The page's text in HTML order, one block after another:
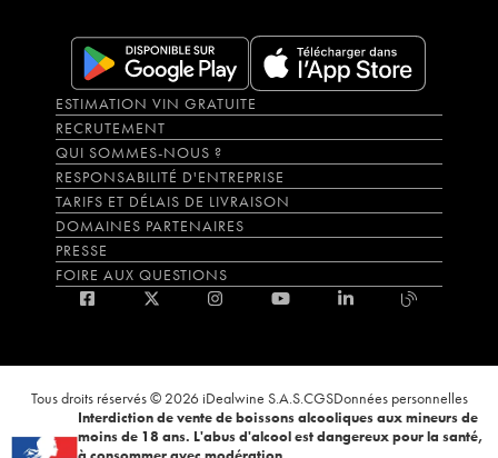
ESTIMATION VIN GRATUITE
RECRUTEMENT
QUI SOMMES-NOUS ?
RESPONSABILITÉ D'ENTREPRISE
TARIFS ET DÉLAIS DE LIVRAISON
DOMAINES PARTENAIRES
PRESSE
FOIRE AUX QUESTIONS
Tous droits réservés © 2026 iDealwine S.A.S.CGSDonnées personnelles
Interdiction de vente de boissons alcooliques aux mineurs de
moins de 18 ans. L'abus d'alcool est dangereux pour la santé,